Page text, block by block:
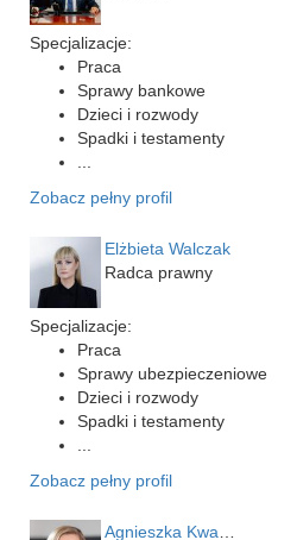
Specjalizacje:
Praca
Sprawy bankowe
Dzieci i rozwody
Spadki i testamenty
Zobacz pełny profil
Elżbieta Walczak
Radca prawny
Specjalizacje:
Praca
Sprawy ubezpieczeniowe
Dzieci i rozwody
Spadki i testamenty
Zobacz pełny profil